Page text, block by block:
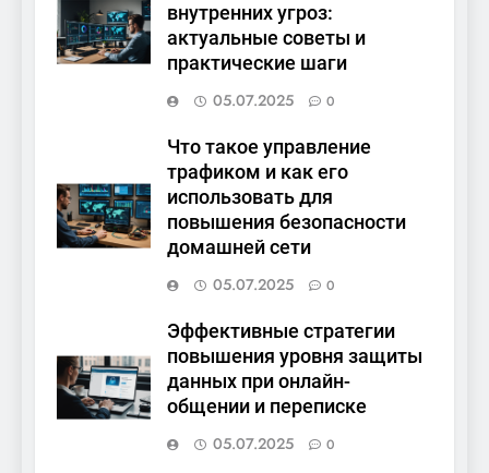
внутренних угроз:
актуальные советы и
практические шаги
05.07.2025
0
Что такое управление
трафиком и как его
использовать для
повышения безопасности
домашней сети
05.07.2025
0
Эффективные стратегии
повышения уровня защиты
данных при онлайн-
общении и переписке
05.07.2025
0